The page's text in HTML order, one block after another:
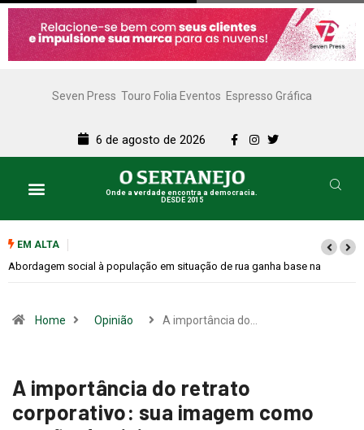
Seven Press Touro Folia Eventos Espresso Gráfica
6 de agosto de 2026
Onde a verdade encontra a democracia.
DESDE 2015
EM ALTA Cemitérios terão horário especial e missas no Dia dos Pais
corporativo: sua imagem como
cartão de visitas